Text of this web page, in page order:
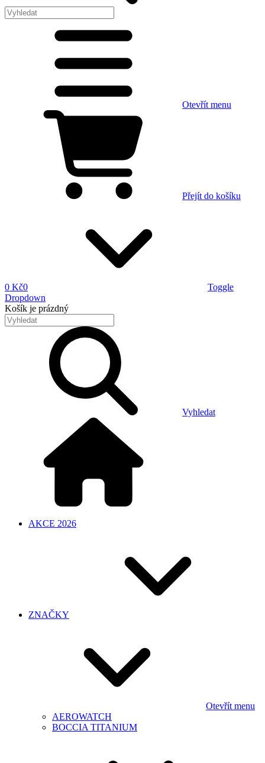
Otevřít menu
Přejít do košíku
0 Kč0
Toggle
Dropdown
Košík je prázdný
Vyhledat
AKCE 2026
ZNAČKY
Otevřít menu
AEROWATCH
BOCCIA TITANIUM